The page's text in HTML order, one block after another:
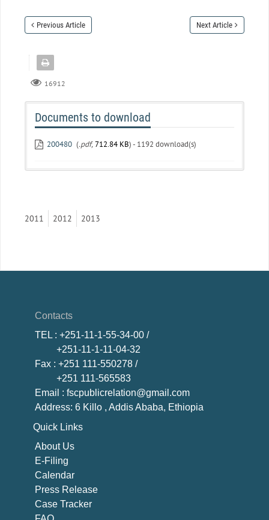
Previous Article Next Article
16912
Documents to download
200480 (.pdf,712.84 KB) - 1192 download(s)
2011 2012 2013
Contacts
TEL : +251-11-1-55-34-00 /
+251-11-1-11-04-32
Fax : +251 111-550278 /
+251 111-565583
Email : fscpublicrelation@gmail.com
Address: 6 Killo , Addis Ababa, Ethiopia
Quick Links
About Us
E-Filing
Calendar
Press Release
Case Tracker